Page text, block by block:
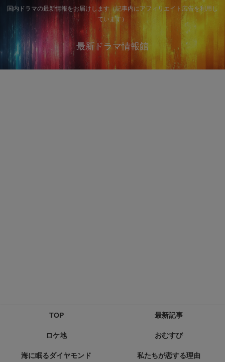
国内ドラマの最新情報をお届けします（記事内にアフィリエイト広告を利用し
ています）
最新ドラマ情報館
TOP 最新記事
ロケ地 おむすび
海に眠るダイヤモンド 私たちが恋する理由